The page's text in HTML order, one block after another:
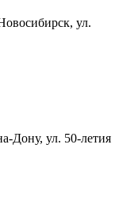
ул.
Дону, ул. 50-летия